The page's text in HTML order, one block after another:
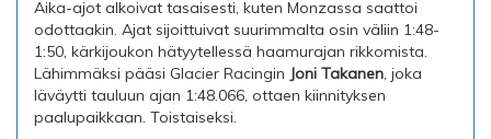
Aika-ajot alkoivat tasaisesti, kuten Monzassa saattoi
odottaakin. Ajat sijoittuivat suurimmalta osin väliin 1:48-
1:50, kärkijoukon hätyytellessä haamurajan rikkomista.
Lähimmäksi pääsi Glacier Racingin Joni Takanen, joka
läväytti tauluun ajan 1:48.066, ottaen kiinnityksen
paalupaikkaan. Toistaiseksi.